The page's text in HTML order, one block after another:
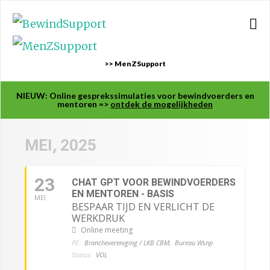
>> MenZSupport
NIEUW: Online gesprekssimulaties voor bewindvoerders en
mentoren => ontdek de mogelijkheden
MEI, 2025
23
MEI
CHAT GPT VOOR BEWINDVOERDERS
EN MENTOREN - BASIS
BESPAAR TIJD EN VERLICHT DE
WERKDRUK
Online meeting
PE: Branchevereniging / LKB CBM, Bureau Wsnp
Status: VOL